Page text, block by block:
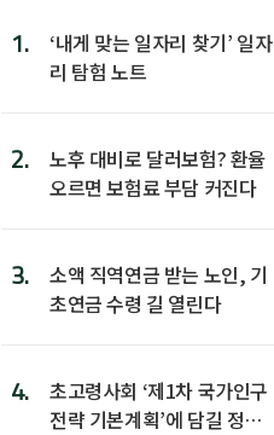
1.
‘내게 맞는 일자리 찾기’ 일자
리 탐험 노트
2.
노후 대비로 달러보험? 환율
오르면 보험료 부담 커진다
3.
소액 직역연금 받는 노인, 기
초연금 수령 길 열린다
4.
초고령사회 ‘제1차 국가인구
전략 기본계획’에 담길 정책